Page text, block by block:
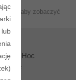
je, aby zobaczyć
Ad-Hoc